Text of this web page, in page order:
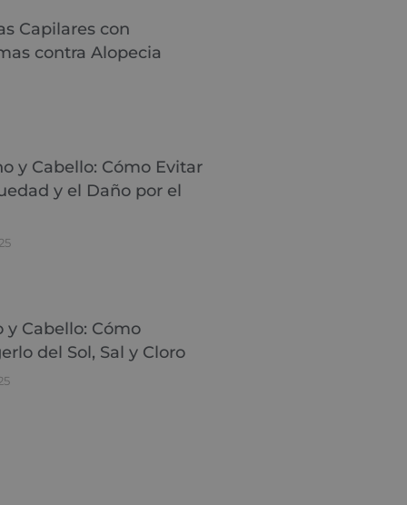
Capilares con
contra Alopecia
y Cabello: Cómo Evitar
y el Daño por el
y Cabello: Cómo
del Sol, Sal y Cloro